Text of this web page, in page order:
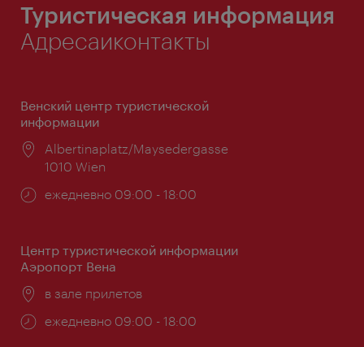
Туристическая информация
Адресаиконтакты
Венский центр туристической
информации
Расположение:
Albertinaplatz/Maysedergasse
1010 Wien
Часы
ежедневно 09:00 - 18:00
Центр туристической информации
Аэропорт Вена
Расположение:
в зале прилетов
Часы
ежедневно 09:00 - 18:00